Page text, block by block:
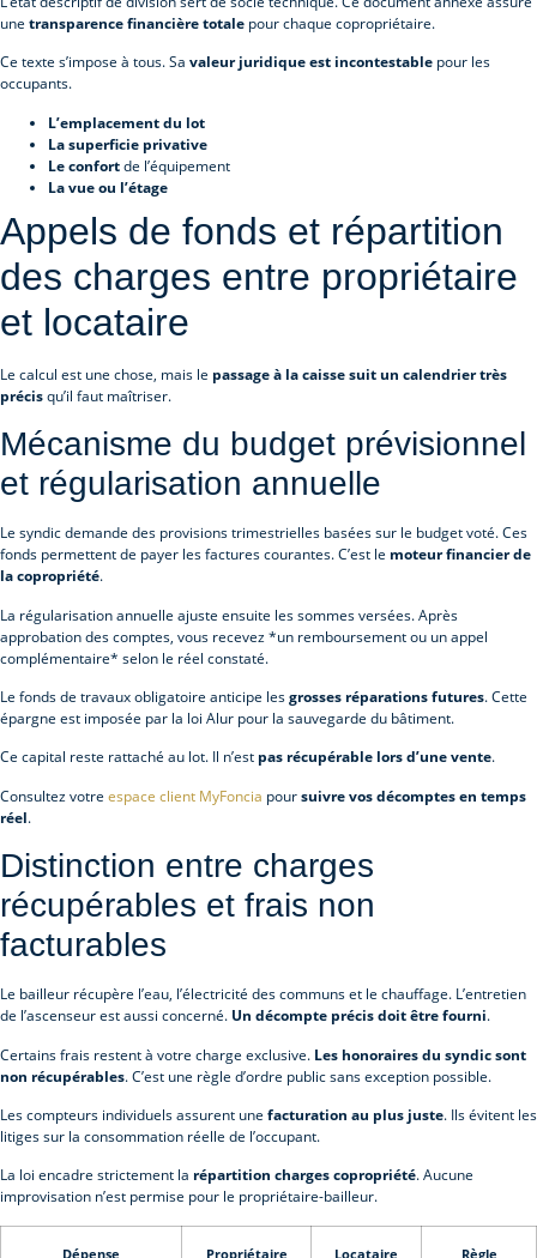
une transparence financière totale pour chaque copropriétaire.
Ce texte s’impose à tous. Sa valeur juridique est incontestable pour les
occupants.
L’emplacement du lot
La superficie privative
Le confortde l’équipement
La vue ou l’étage
Appels de fonds et répartition
des charges entre propriétaire
et locataire
Le calcul est une chose, mais le passage à la caisse suit un calendrier très
précisqu’il faut maîtriser.
Mécanisme du budget prévisionnel
et régularisation annuelle
Le syndic demande des provisions trimestrielles basées sur le budget voté. Ces
fonds permettent de payer les factures courantes. C’est le moteur financier de
la copropriété.
La régularisation annuelle ajuste ensuite les sommes versées. Après
approbation des comptes, vous recevez *un remboursement ou un appel
complémentaire* selon le réel constaté.
Le fonds de travaux obligatoire anticipe lesgrosses réparations futures. Cette
épargne est imposée par la loi Alur pour la sauvegarde du bâtiment.
Ce capital reste rattaché au lot. Il n’est pas récupérable lors d’une vente.
Consultez votre espace client MyFoncia poursuivre vos décomptes en temps
réel.
Distinction entre charges
récupérables et frais non
facturables
Le bailleur récupère l’eau, l’électricité des communs et le chauffage. L’entretien
de l’ascenseur est aussi concerné. Un décompte précis doit être fourni.
Certains frais restent à votre charge exclusive. Les honoraires du syndic sont
non récupérables. C’est une règle d’ordre public sans exception possible.
Les compteurs individuels assurent une facturation au plus juste. Ils évitent les
litiges sur la consommation réelle de l’occupant.
La loi encadre strictement la répartition charges copropriété. Aucune
improvisation n’est permise pour le propriétaire-bailleur.
Dépense Propriétaire Locataire Règle